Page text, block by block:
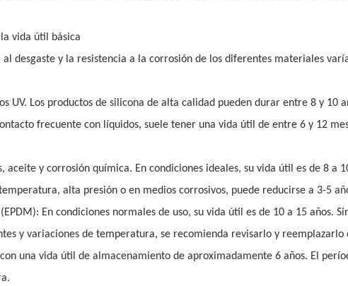
vida útil básica
desgaste y la resistencia a la corrosión de los diferentes materiales
UV. Los productos de silicona de alta calidad pueden durar entre 8 y 10
frecuente con líquidos, suele tener una vida útil de entre 6 y 12
y corrosión química. En condiciones ideales, su vida útil es de 8 a
alta presión o en medios corrosivos, puede reducirse a 3-5
En condiciones normales de uso, su vida útil es de 10 a 15 años.
y variaciones de temperatura, se recomienda revisarlo y reemplazarlo
una vida útil de almacenamiento de aproximadamente 6 años. El